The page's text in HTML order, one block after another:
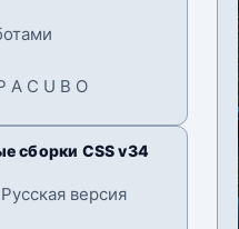
A C U B O
сборки CSS v34
версия